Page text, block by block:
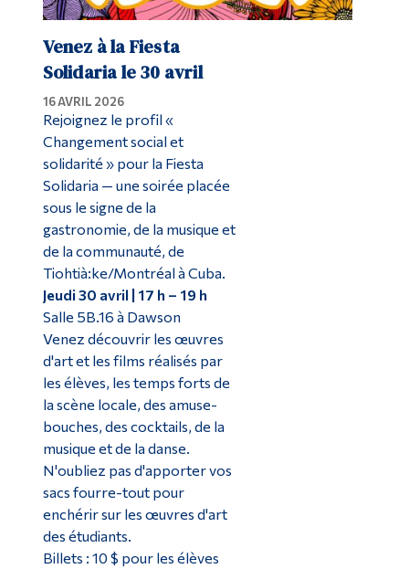
Venez à la Fiesta
Solidaria le 30 avril
16 AVRIL 2026
Rejoignez le profil «
Changement social et
solidarité » pour la Fiesta
Solidaria — une soirée placée
sous le signe de la
gastronomie, de la musique et
de la communauté, de
Tiohtià:ke/Montréal à Cuba.
Jeudi 30 avril | 17 h – 19 h
Salle 5B.16 à Dawson
Venez découvrir les œuvres
d'art et les films réalisés par
les élèves, les temps forts de
la scène locale, des amuse-
bouches, des cocktails, de la
musique et de la danse.
N'oubliez pas d'apporter vos
sacs fourre-tout pour
enchérir sur les œuvres d'art
des étudiants.
Billets : 10 $ pour les élèves